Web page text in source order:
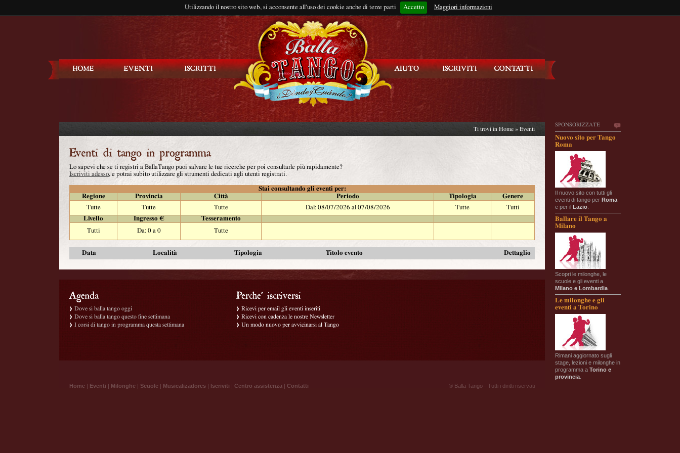
Utilizzando il nostro sito web, si acconsente all'uso dei cookie anche di terze parti Accetto Maggiori informazioni
Rimani connesso?
SPONSORIZZATE
Nuovo sito per Tango
Roma
Il nuovo sito con tutti gli
eventi di tango per Roma
e per il Lazio
Ballare il Tango a
Milano
Scopri le milonghe, le
scuole e gli eventi a
Milano e Lombardia
Le milonghe e gli
eventi a Torino
Rimani aggiornato sugli
stage, lezioni e milonghe in
programma a Torino e
provincia
Ti trovi in Home » Eventi
Lo sapevi che se ti registri a BallaTango puoi salvare le tue ricerche per poi consultarle più rapidamente?
Iscriviti adesso, e potrai subito utilizzare gli strumenti dedicati agli utenti registrati.
Stai consultando gli eventi per:
Regione
Provincia Città Periodo Tipologia
Genere
Tutte
Tutte Tutte Dal: 08/07/2026 al 07/08/2026 Tutte
Tutti
Livello
Ingresso €
Tesseramento
Tutti
Da: 0 a 0 Tutte
Data Località Tipologia Titolo evento Dettaglio
Dove si balla tango oggi
Dove si balla tango questo fine settimana
I corsi di tango in programma questa settimana
Ricevi per email gli eventi inseriti
Ricevi con cadenza le nostre Newsletter
Un modo nuovo per avvicinarsi al Tango
Home | Eventi | Milonghe | Scuole | Musicalizadores | Iscriviti | Centro assistenza | Contatti ® Balla Tango - Tutti i diritti riservati